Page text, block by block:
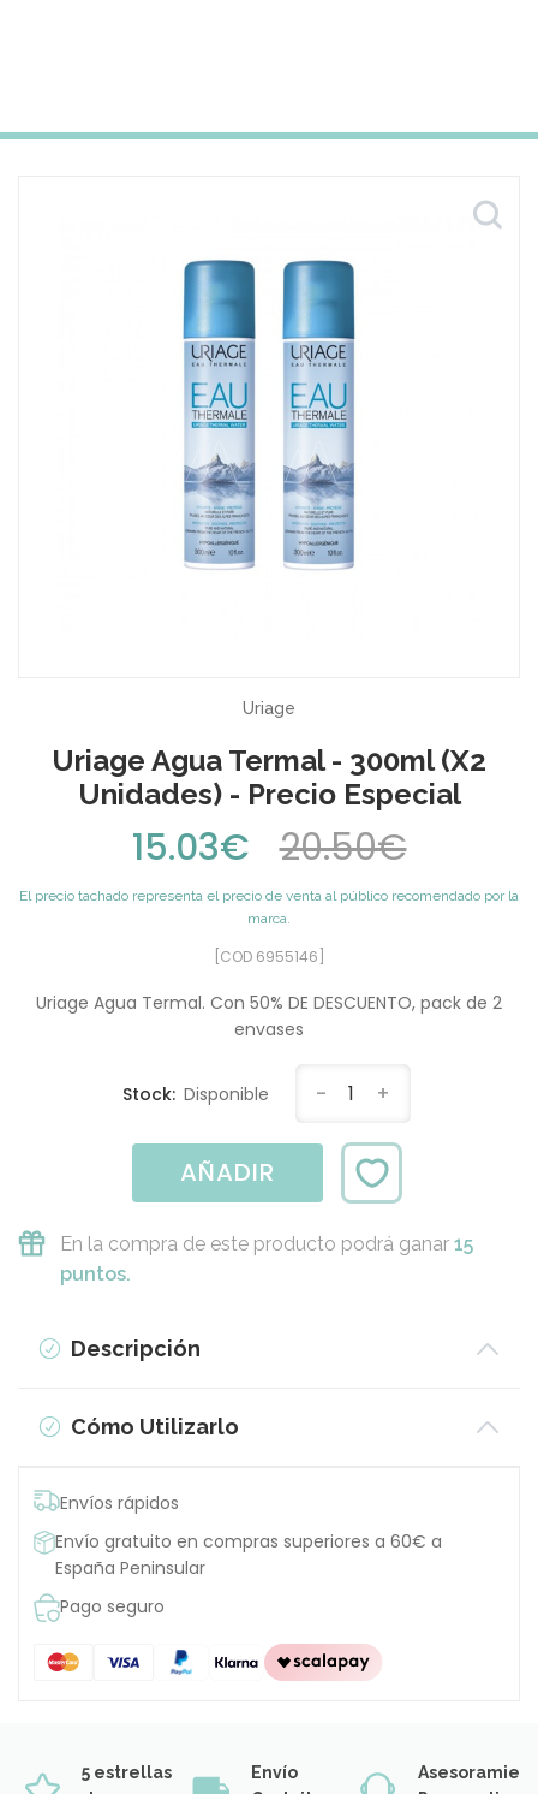
Uriage
Uriage Agua Termal - 300ml (x2
Unidades) - Precio Especial
15.03€ 20.50€
El precio tachado representa el precio de venta al público recomendado por la
marca.
[COD 6955146]
Uriage Agua Termal. Con 50% DE DESCUENTO, pack de 2
envases
Stock: Disponible - 1 +
AÑADIR
En la compra de este producto podrá ganar 15
puntos.
Descripción
Cómo Utilizarlo
Envíos rápidos
Envío gratuito en compras superiores a 60€ a
España Peninsular
Pago seguro
5 estrellas
Envío